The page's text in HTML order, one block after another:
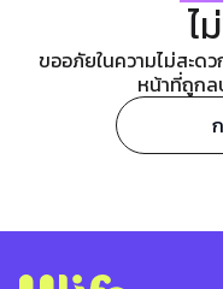
ไ
ขออภัยในความไม่สะด
หน้าที่ถูกล